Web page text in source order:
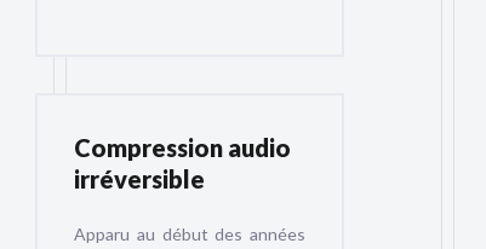
Compression audio
irréversible
Apparu au début des années